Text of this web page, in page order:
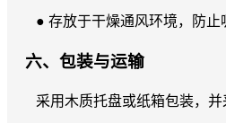
● 存放于干燥通风环境，防止
六、包装与运输
采用木质托盘或纸箱包装，并